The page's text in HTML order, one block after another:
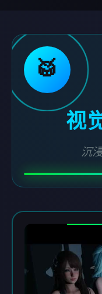
🥁
视
沉